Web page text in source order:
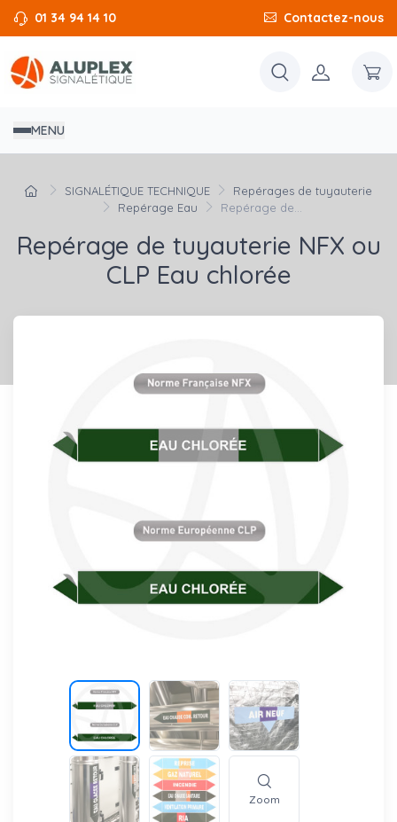
01 34 94 14 10 Contactez-nous
MENU
SIGNALÉTIQUE TECHNIQUE
Repérages de tuyauterie
Repérage Eau
Repérage de...
Repérage de tuyauterie NFX ou
CLP Eau chlorée
Zoom